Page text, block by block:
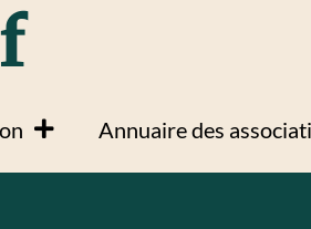
Annuaire des